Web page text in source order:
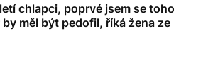
chlapci, poprvé jsem se toho
měl být pedofil, říká žena ze